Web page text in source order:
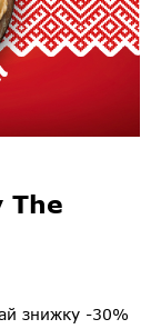
знижку -30%